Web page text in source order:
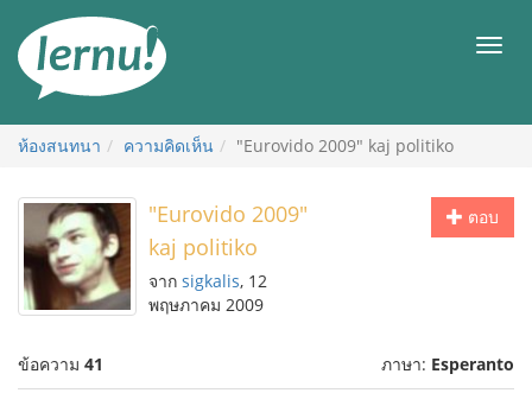
สารบัญ
เมนู
ห้องสนทนา ความคิดเห็น "Eurovido 2009" kaj politiko
ตอบ
"Eurovido 2009"
kaj politiko
จาก sigkalis, 12
พฤษภาคม 2009
ข้อความ 41 ภาษา: Esperanto